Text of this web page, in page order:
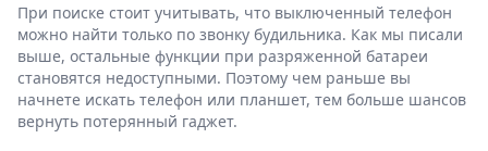
При поиске стоит учитывать, что выключенный телефон
можно найти только по звонку будильника. Как мы писали
выше, остальные функции при разряженной батареи
становятся недоступными. Поэтому чем раньше вы
начнете искать телефон или планшет, тем больше шансов
вернуть потерянный гаджет.